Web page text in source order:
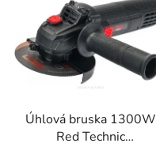
Úhlová bruska 1300W
Red Technic